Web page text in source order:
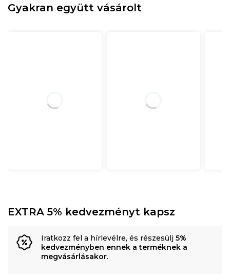
Gyakran együtt vásárolt
EXTRA 5% kedvezményt kapsz
Iratkozz fel a hírlevélre, és részesülj 5%
kedvezményben ennek a terméknek a
megvásárlásakor.